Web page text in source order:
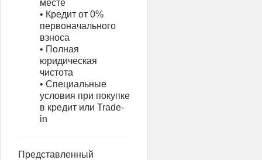
месте
• Кредит от 0%
первоначального
взноса
• Полная
юридическая
чистота
• Специальные
условия при покупке
в кредит или Trade-
in
Представленный